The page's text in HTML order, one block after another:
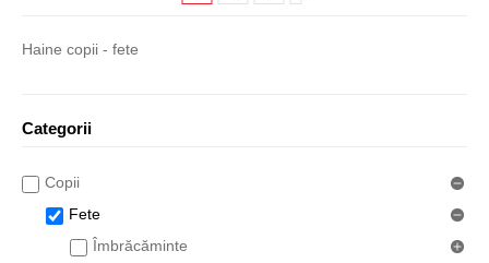
Categorii
Copii
Fete
Îmbrăcăminte
Haine copii - fete